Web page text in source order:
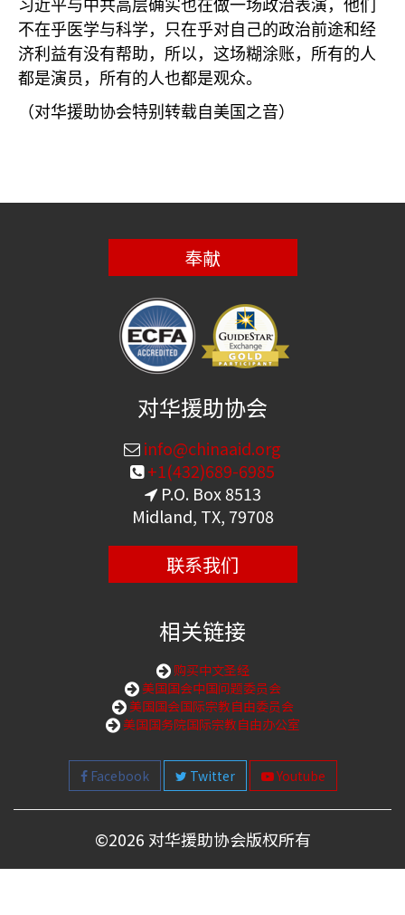
习近平与中共高层确实也在做一场政治表演，他们
不在乎医学与科学，只在乎对自己的政治前途和经
济利益有没有帮助，所以，这场糊涂账，所有的人
都是演员，所有的人也都是观众。
（对华援助协会特别转载自美国之音）
奉献
对华援助协会
info@chinaaid.org
+1(432)689-6985
P.O. Box 8513
Midland, TX, 79708
联系我们
相关链接
购买中文圣经
美国国会中国问题委员会
美国国会国际宗教自由委员会
美国国务院国际宗教自由办公室
Facebook Twitter Youtube
©2026 对华援助协会版权所有